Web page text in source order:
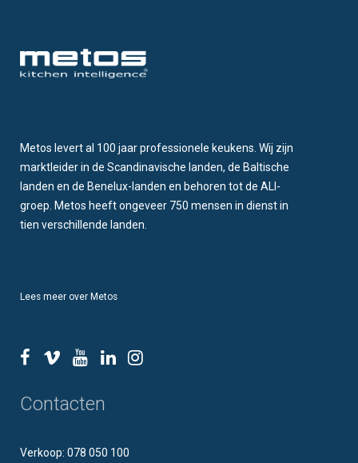
Metos levert al 100 jaar professionele keukens. Wij zijn
marktleider in de Scandinavische landen, de Baltische
landen en de Benelux-landen en behoren tot de ALI-
groep. Metos heeft ongeveer 750 mensen in dienst in
tien verschillende landen.
Lees meer over Metos
Contacten
Verkoop: 078 050 100